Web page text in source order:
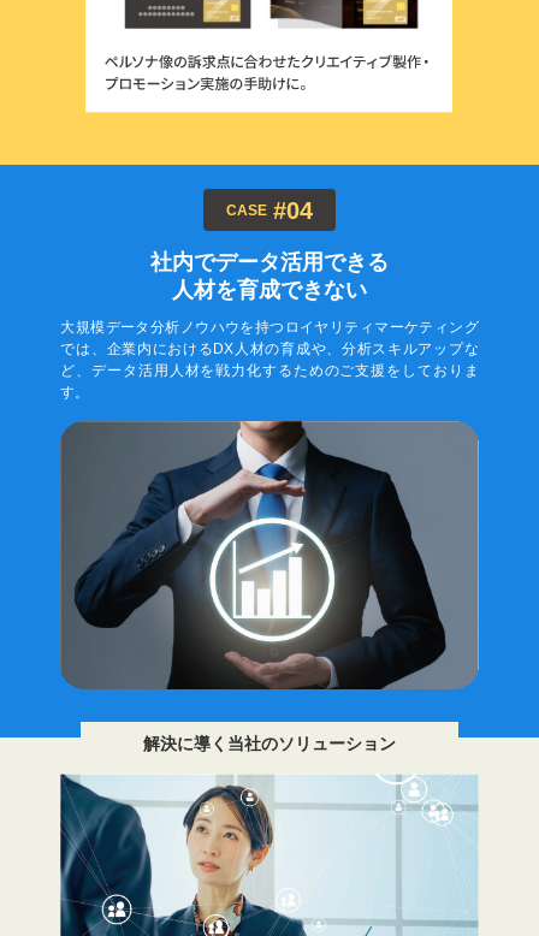
CASE #04
社内でデータ活用できる
人材を育成できない
大規模データ分析ノウハウを持つロイヤリティマーケティング
では、企業内におけるDX人材の育成や、分析スキルアップな
ど、データ活用人材を戦力化するためのご支援をしておりま
す。
解決に導く当社のソリューション